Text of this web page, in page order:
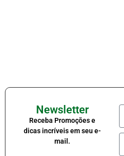
Newsletter
Receba Promoções e
dicas incríveis em seu e-
mail.